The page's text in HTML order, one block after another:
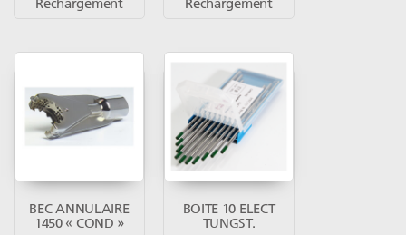
Rechargement
Rechargement
BEC ANNULAIRE
1450 « COND »
BOITE 10 ELECT
TUNGST.